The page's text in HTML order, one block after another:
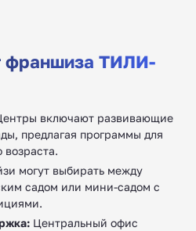
франшиза ТИЛИ-
включают развивающие
предлагая программы для
возраста.
могут выбирать между
садом или мини-садом с
Центральный офис